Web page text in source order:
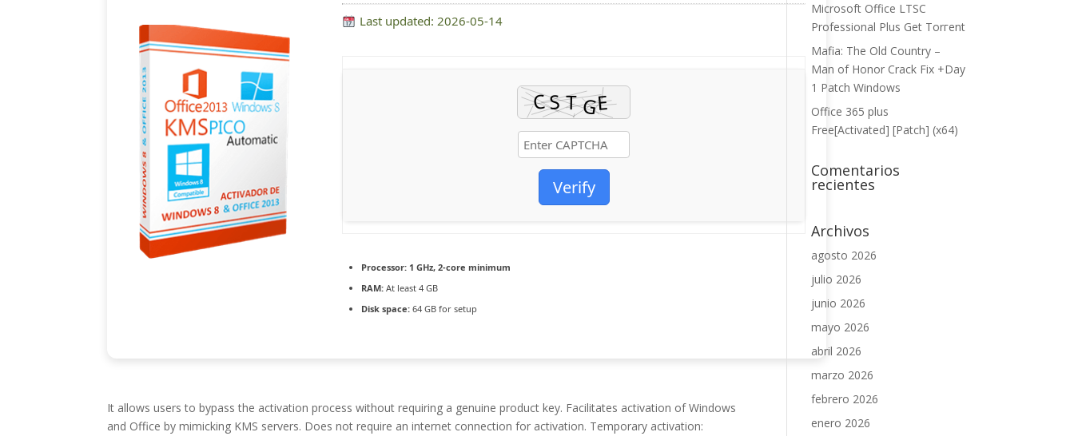
Last updated: 2026-05-14
Verify
Processor: 1 GHz, 2-core minimum
RAM: At least 4 GB
Disk space: 64 GB for setup
It allows users to bypass the activation process without requiring a genuine product key. Facilitates activation of Windows
and Office by mimicking KMS servers. Does not require an internet connection for activation. Temporary activation:
Microsoft Office LTSC
Professional Plus Gеt Torгеnt
Mafia: The Old Country –
Man of Honor Crack Fix +Day
1 Patch Windows
Office 365 plus
Free[Activated] [Patch] (x64)
Comentarios
recientes
Archivos
agosto 2026
julio 2026
junio 2026
mayo 2026
abril 2026
marzo 2026
febrero 2026
enero 2026